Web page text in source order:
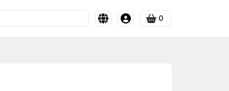
0